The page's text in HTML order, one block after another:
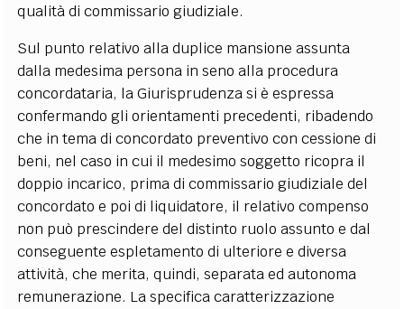
qualità di commissario giudiziale.
Sul punto relativo alla duplice mansione assunta
dalla medesima persona in seno alla procedura
concordataria, la Giurisprudenza si è espressa
confermando gli orientamenti precedenti, ribadendo
che in tema di concordato preventivo con cessione di
beni, nel caso in cui il medesimo soggetto ricopra il
doppio incarico, prima di commissario giudiziale del
concordato e poi di liquidatore, il relativo compenso
non può prescindere del distinto ruolo assunto e dal
conseguente espletamento di ulteriore e diversa
attività, che merita, quindi, separata ed autonoma
remunerazione. La specifica caratterizzazione